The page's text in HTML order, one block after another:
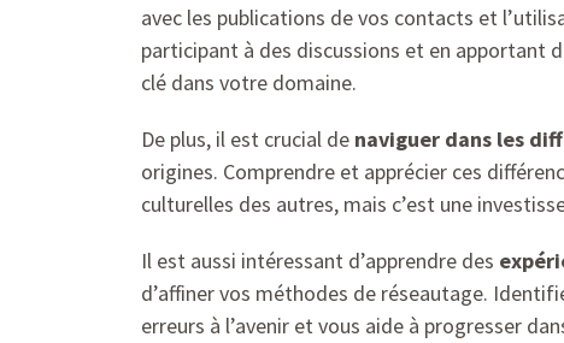
avec les publications de vos contacts et
participant à des discussions et en apportant
clé dans votre domaine.
De plus, il est crucial de naviguer dans les
origines. Comprendre et apprécier ces
culturelles des autres, mais c’est une
Il est aussi intéressant d’apprendre des
d’affiner vos méthodes de réseautage.
erreurs à l’avenir et vous aide à progresser